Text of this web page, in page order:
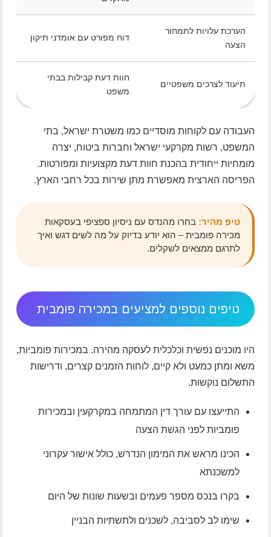
הערכת עלויות לתמחור
הצעה
דוח מפורט עם אומדני תיקון
תיעוד לצרכים משפטיים
חוות דעת קבילות בבתי
משפט
העבודה עם לקוחות מוסדיים כמו משטרת ישראל, בתי
המשפט, רשות מקרקעי ישראל וחברות ביטוח, יצרה
מומחיות ייחודית בהכנת חוות דעת מקצועיות ומפורטות.
הפריסה הארצית מאפשרת מתן שירות בכל רחבי הארץ.
טיפ מהיר: בחרו מהנדס עם ניסיון ספציפי בעסקאות
מכירה פומבית – הוא יודע בדיוק על מה לשים דגש ואיך
לתרגם ממצאים לשקלים.
טיפים נוספים למציעים במכירה פומבית
היו מוכנים נפשית וכלכלית לעסקה מהירה. במכירות פומביות,
משא ומתן כמעט ולא קיים, לוחות הזמנים קצרים, ודרישות
התשלום נוקשות.
התייעצו עם עורך דין המתמחה במקרקעין ובמכירות
פומביות לפני הגשת הצעה
הכינו מראש את המימון הנדרש, כולל אישור עקרוני
למשכנתא
בקרו בנכס מספר פעמים ובשעות שונות של היום
שימו לב לסביבה, לשכנים ולתשתיות הבניין